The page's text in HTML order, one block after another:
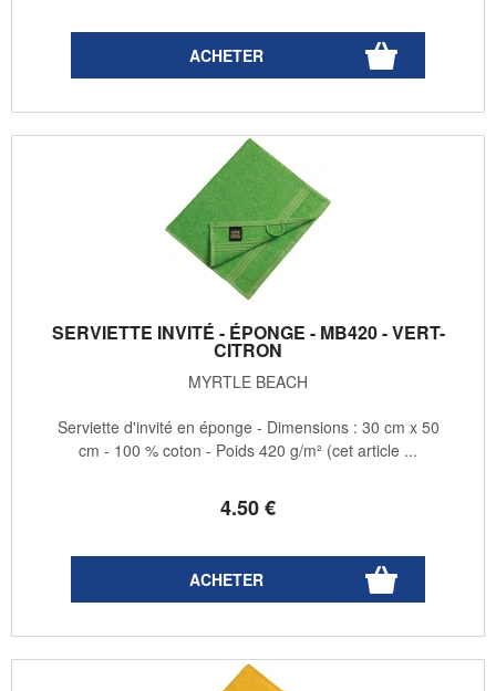
SERVIETTE INVITÉ - ÉPONGE - MB420 - VERT-
CITRON
MYRTLE BEACH
4.50€
Serviette d'invité en éponge - Dimensions : 30 cm x 50
cm - 100 % coton - Poids 420 g/m² (cet article ...